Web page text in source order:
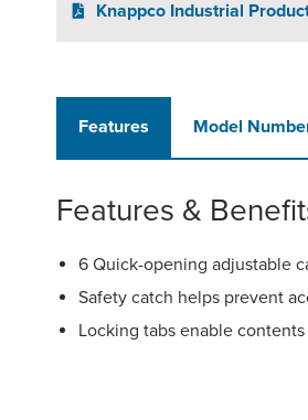
Knappco Industrial
Features Model
Features &
6 Quick-opening adjustable
Safety catch helps prevent
Locking tabs enable